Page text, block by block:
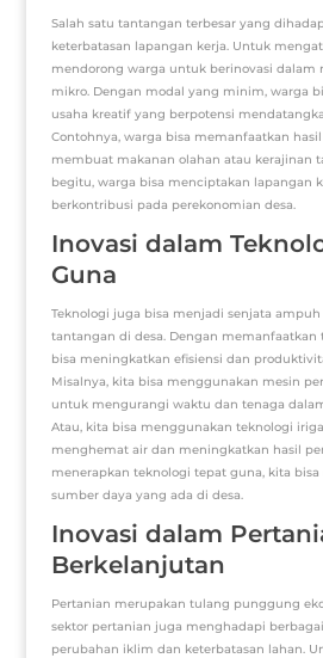
Salah satu tantangan terbesar yang
keterbatasan lapangan kerja. Untuk
mendorong warga untuk berinovasi dalam
mikro. Dengan modal yang minim, warga
usaha kreatif yang berpotensi
Contohnya, warga bisa memanfaatkan
membuat makanan olahan atau kerajinan
begitu, warga bisa menciptakan lapangan
berkontribusi pada perekonomian desa.
Inovasi dalam
Guna
Teknologi juga bisa menjadi senjata
tantangan di desa. Dengan memanfaatkan
bisa meningkatkan efisiensi dan
Misalnya, kita bisa menggunakan mesin
untuk mengurangi waktu dan tenaga
Atau, kita bisa menggunakan teknologi
menghemat air dan meningkatkan hasil
menerapkan teknologi tepat guna, kita
sumber daya yang ada di desa.
Inovasi dalam
Berkelanjutan
Pertanian merupakan tulang punggung
sektor pertanian juga menghadapi
perubahan iklim dan keterbatasan lahan.